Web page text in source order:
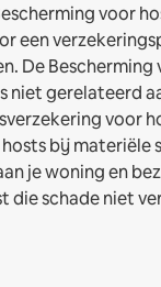
voor
een
De Bescherming
niet gerelateerd
voor
bij materiële
je woning en
die schade niet